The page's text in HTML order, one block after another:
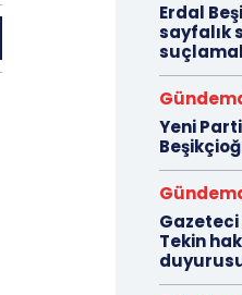
Erdal
sayfalık
Yeni
Gazeteci
Tekin